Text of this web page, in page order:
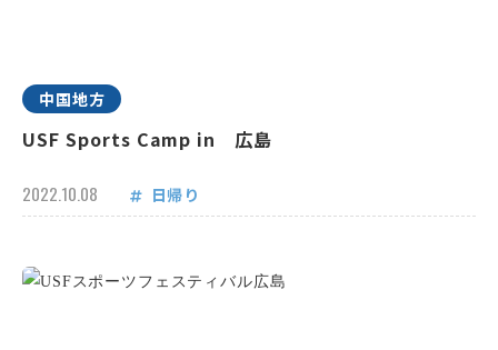
中国地方
USF Sports Camp in 広島
2022.10.08 日帰り